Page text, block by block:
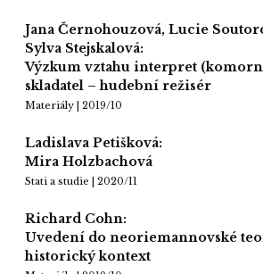
Jana Černohouzová, Lucie
Sylva Stejskalová:
Výzkum vztahu interpret
skladatel – hudební režisér
Materiály | 2019/10
Ladislava Petišková:
Mira Holzbachová
Stati a studie | 2020/11
Richard Cohn:
Uvedení do neoriemannovské
historický kontext